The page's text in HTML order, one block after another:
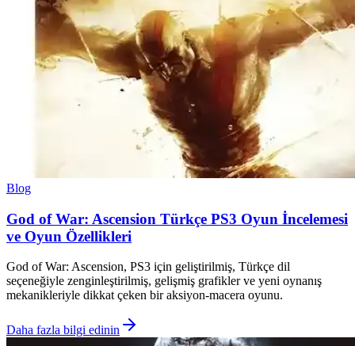
Blog
God of War: Ascension Türkçe PS3 Oyun İncelemesi
ve Oyun Özellikleri
God of War: Ascension, PS3 için geliştirilmiş, Türkçe dil
seçeneğiyle zenginleştirilmiş, gelişmiş grafikler ve yeni oynanış
mekanikleriyle dikkat çeken bir aksiyon-macera oyunu.
Daha fazla bilgi edinin